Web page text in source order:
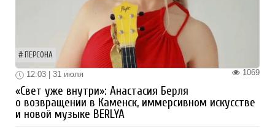
ПЕРСОНА
1069
12:03 | 31 июля
«Свет уже внутри»: Анастасия Берля
о возвращении в Каменск, иммерсивном искусстве
и новой музыке BERLYA